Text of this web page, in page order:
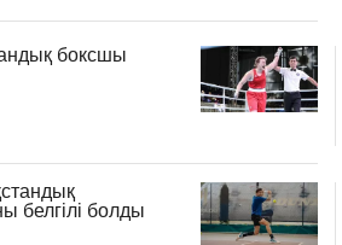
боксшы
белгілі болды